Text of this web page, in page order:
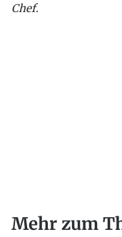
Chef.
Mehr zum